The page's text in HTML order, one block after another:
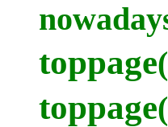
toppage
toppage